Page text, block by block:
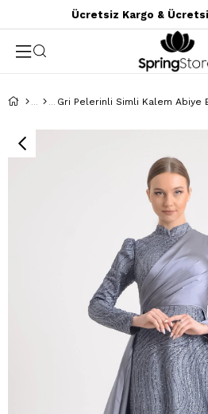
Ücretsiz Kargo &
Gri Pelerinli Simli Kalem Abiye